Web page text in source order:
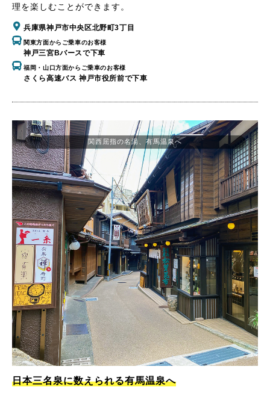
理を楽しむことができます。
兵庫県神戸市中央区北野町3丁目
関東方面からご乗車のお客様
神戸三宮Bバースで下車
福岡・山口方面からご乗車のお客様
さくら高速バス 神戸市役所前で下車
関西屈指の名湯、有馬温泉へ
日本三名泉に数えられる有馬温泉へ